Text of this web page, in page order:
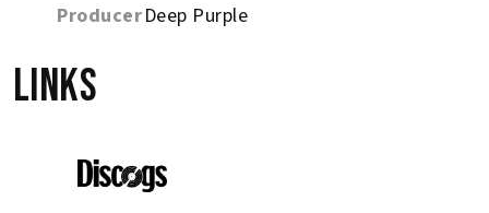
ProducerDeep Purple
Links